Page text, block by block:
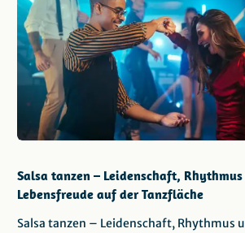
Salsa tanzen – Leidenschaft,
Lebensfreude auf der Tanzfläche
Salsa tanzen – Leidenschaft, Rhythmus